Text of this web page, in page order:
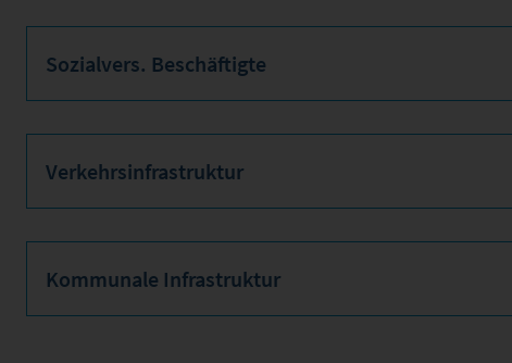
Sozialvers. Beschäftigte
Verkehrsinfrastruktur
Kommunale Infrastruktur